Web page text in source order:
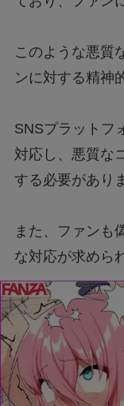
このような悪質
ンに対する精神
SNSプラットフ
対応し、悪質な
する必要があり
また、ファンも
な対応が求めら